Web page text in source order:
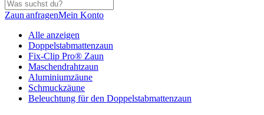
Zaun anfragenMein Konto
Alle anzeigen
Doppelstabmattenzaun
Fix-Clip Pro® Zaun
Maschendrahtzaun
Aluminiumzäune
Schmuckzäune
Beleuchtung für den Doppelstabmattenzaun